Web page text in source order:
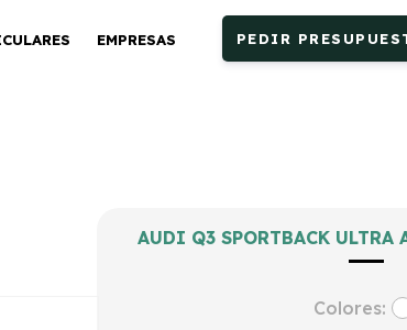
EMPRESAS PEDIR
AUDI Q3 SPORTBACK ULTRA
Colores: